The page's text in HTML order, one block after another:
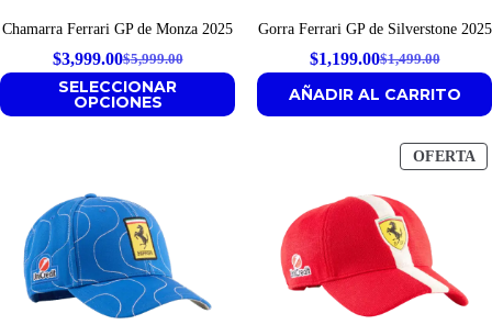
Chamarra Ferrari GP de Monza 2025
$5,999.00
Original
price
$3,999.00
Current
price
SELECCIONAR
OPCIONES
Gorra Ferrari GP de Silverstone 2025
$1,499.00
Original
price
$1,499.00.
$1,199.00
Current
price
$1,199.00.
AÑADIR AL CARRITO
OFERTA